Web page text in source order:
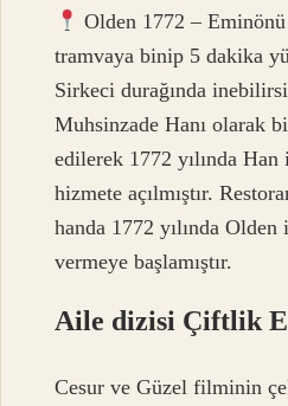
Olden 1772 – Eminönü
tramvaya binip 5 dakika
Sirkeci durağında
Muhsinzade Hanı olarak
edilerek 1772 yılında
hizmete açılmıştır.
handa 1772 yılında
vermeye başlamıştır.
Aile dizisi Çiftlik
Cesur ve Güzel filminin